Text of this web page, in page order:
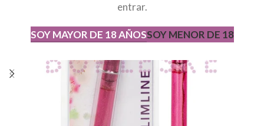
entrar.
SOY MAYOR DE 18 AÑOSSOY MENOR DE 18